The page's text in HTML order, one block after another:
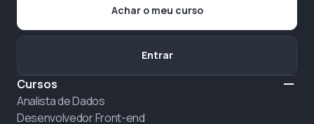
Cursos
Analista de Dados
Desenvolvedor Front-end
Achar o meu curso
Entrar